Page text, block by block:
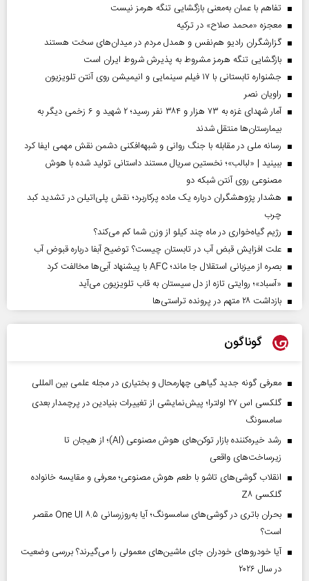
تفاهم با عمان به‌معنی بازگشایی تنگه هرمز نیست
معجزه «محمد صلاح» در ترکیه
گزارشگران رادیو هم‌نفس و همدل مردم در میدان‌های سخت هستند
بازگشایی تنگه هرمز مشروط به پذیرش شروط ایران است
جشنواره تابستانی با ۱۷ فیلم سینمایی و انیمیشن روی آنتن تلویزیون
راویان نصر
آمار شهدای غزه به ۷۳ هزار و ۳۸۴ نفر رسید؛ ۲ شهید و ۶ زخمی دیگر به
بیمارستان‌ها منتقل شدند
رسانه ملی در مقابله با جنگ روانی و شبهه‌افکنی دشمن نقش مهمی ایفا کرد
ببینید | «لبالب»؛ نخستین سریال مستند داستانی تولید شده با هوش
مصنوعی روی آنتن شبکه دو
هشدار پژوهشگران درباره یک ماده پرکاربرد؛ نقش پلی‌اتیلن در تشدید کبد
چرب
رژیم گیاه‌خواری در ماه چند کیلو از وزن شما کم می‌کند؟
علت افزایش قبض آب در تابستان چیست؟ توضیح آبفا درباره قبوض آب
بصره از میزبانی استقلال جا ماند؛ AFC با پیشنهاد آبی‌ها مخالفت کرد
«آسباد»؛ روایتی تازه از دل سیستان به قاب تلویزیون می‌آید
بازداشت ۲۸ متهم در پرونده تراستی‌ها
گوناگون
معرفی گونه جدید گیاهی چهارمحال و بختیاری در مجله علمی بین المللی
گلکسی اس ۲۷ اولترا؛ پیش‌نمایشی از تغییرات بنیادین در پرچمدار بعدی
سامسونگ
رشد خیره‌کننده بازار توکن‌های هوش مصنوعی (AI)؛ از هیجان تا
زیرساخت‌های واقعی
انقلاب گوشی‌های تاشو‌ با طعم هوش مصنوعی؛ معرفی و مقایسه خانواده
گلکسی Z۸
بحران باتری در گوشی‌های سامسونگ؛ آیا به‌روزرسانی One UI ۸.۵ مقصر
است؟
آیا خودروهای خودران جای ماشین‌های معمولی را می‌گیرند؟ بررسی وضعیت
در سال ۲۰۲۶